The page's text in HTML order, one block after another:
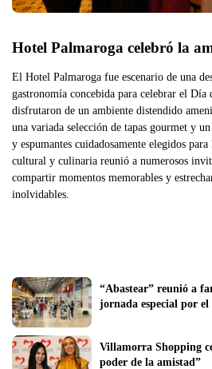
El Hotel Palmaroga fue escenario de una
gastronomía concebida para celebrar el Día
disfrutaron de un ambiente distendido
una variada selección de tapas gourmet y
y espumantes cuidadosamente elegidos
cultural y culinaria reunió a numerosos
compartir momentos memorables y
inolvidables.
“Abastear” reunió a
jornada especial por
Villamorra Shopping
poder de la amistad”